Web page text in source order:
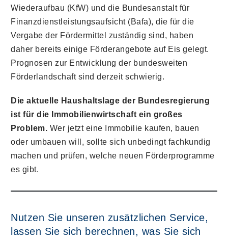
Wiederaufbau (KfW) und die Bundesanstalt für
Finanzdienstleistungsaufsicht (Bafa), die für die
Vergabe der Fördermittel zuständig sind, haben
daher bereits einige Förderangebote auf Eis gelegt.
Prognosen zur Entwicklung der bundesweiten
Förderlandschaft sind derzeit schwierig.
Die aktuelle Haushaltslage der Bundesregierung
ist für die Immobilienwirtschaft ein großes
Problem. Wer jetzt eine Immobilie kaufen, bauen
oder umbauen will, sollte sich unbedingt fachkundig
machen und prüfen, welche neuen Förderprogramme
es gibt.
Nutzen Sie unseren zusätzlichen Service,
lassen Sie sich berechnen, was Sie sich